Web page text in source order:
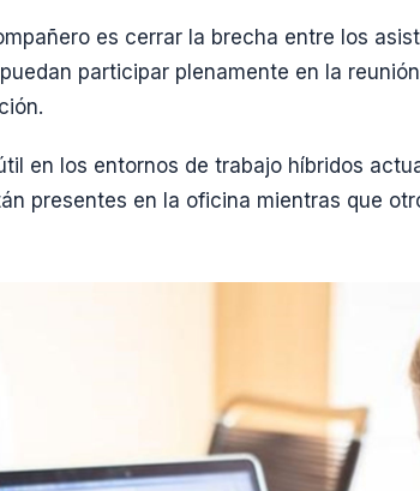
es cerrar la brecha entre los
participar plenamente en la
en los entornos de trabajo híbridos
presentes en la oficina mientras que